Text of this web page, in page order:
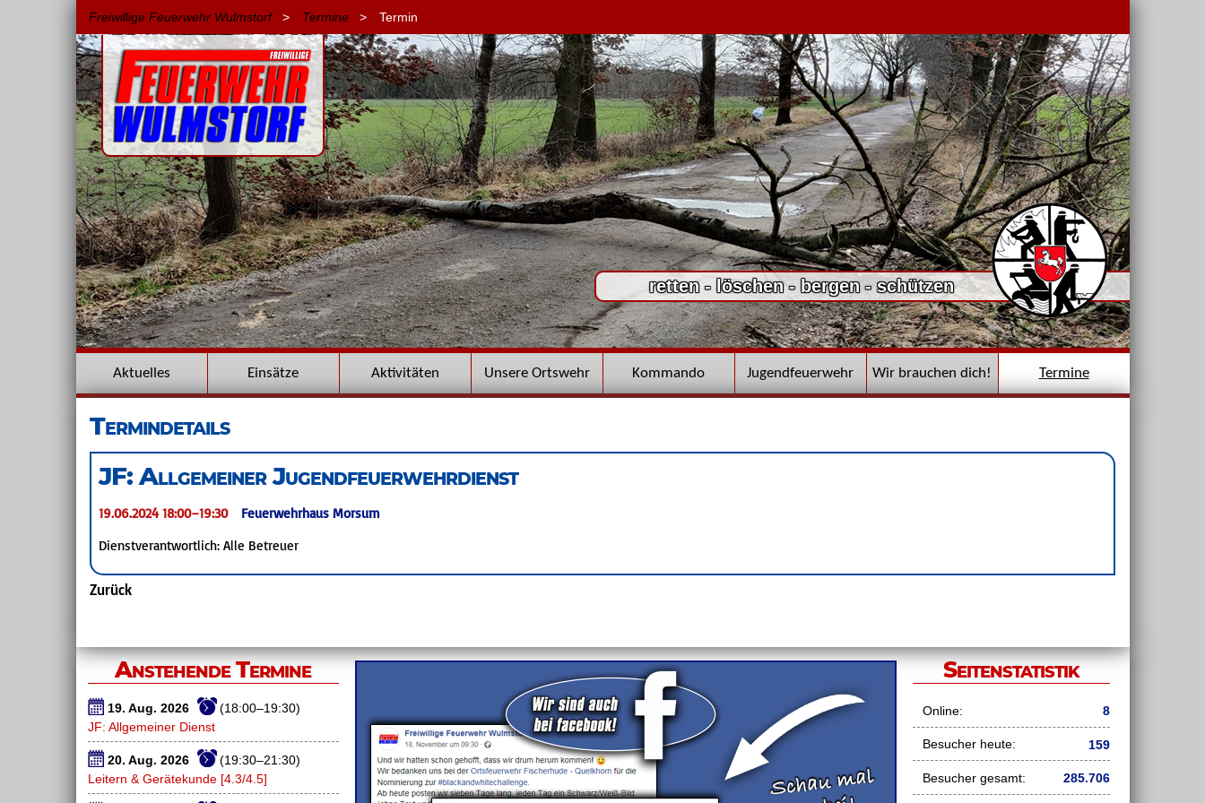
Freiwillige Feuerwehr Wulmstorf> Termine> Termin
retten - löschen - bergen - schützen
NavigationAktuelles Einsätze Aktivitäten Unsere Ortswehr Kommando Jugendfeuerwehr Wir brauchen dich! Termine
Termindetails
JF: Allgemeiner Jugendfeuerwehrdienst
19.06.2024 18:00–19:30
Feuerwehrhaus Morsum
Dienstverantwortlich: Alle Betreuer
Zurück
Anstehende Termine
19. Aug. 2026
(18:00–19:30)
JF: Allgemeiner Dienst
20. Aug. 2026
(19:30–21:30)
Leitern & Gerätekunde [4.3/4.5]
Seitenstatistik
Online: 8
Besucher heute: 159
Besucher gesamt: 285.706